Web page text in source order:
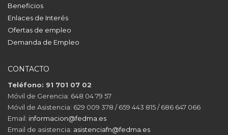
Beneficios
Enlaces de Interés
Ofertas de empleo
Demanda de Empleo
CONTACTO
Teléfono: 91 701 07 02
Móvil de Gerencia: 648 04 79 57
Móvil de Asistencia: 629 009 378 / 659 443 815 / 686 647 066
Email: informacion@fedma.es
Email de asistencia: asistenciafn@fedma.es